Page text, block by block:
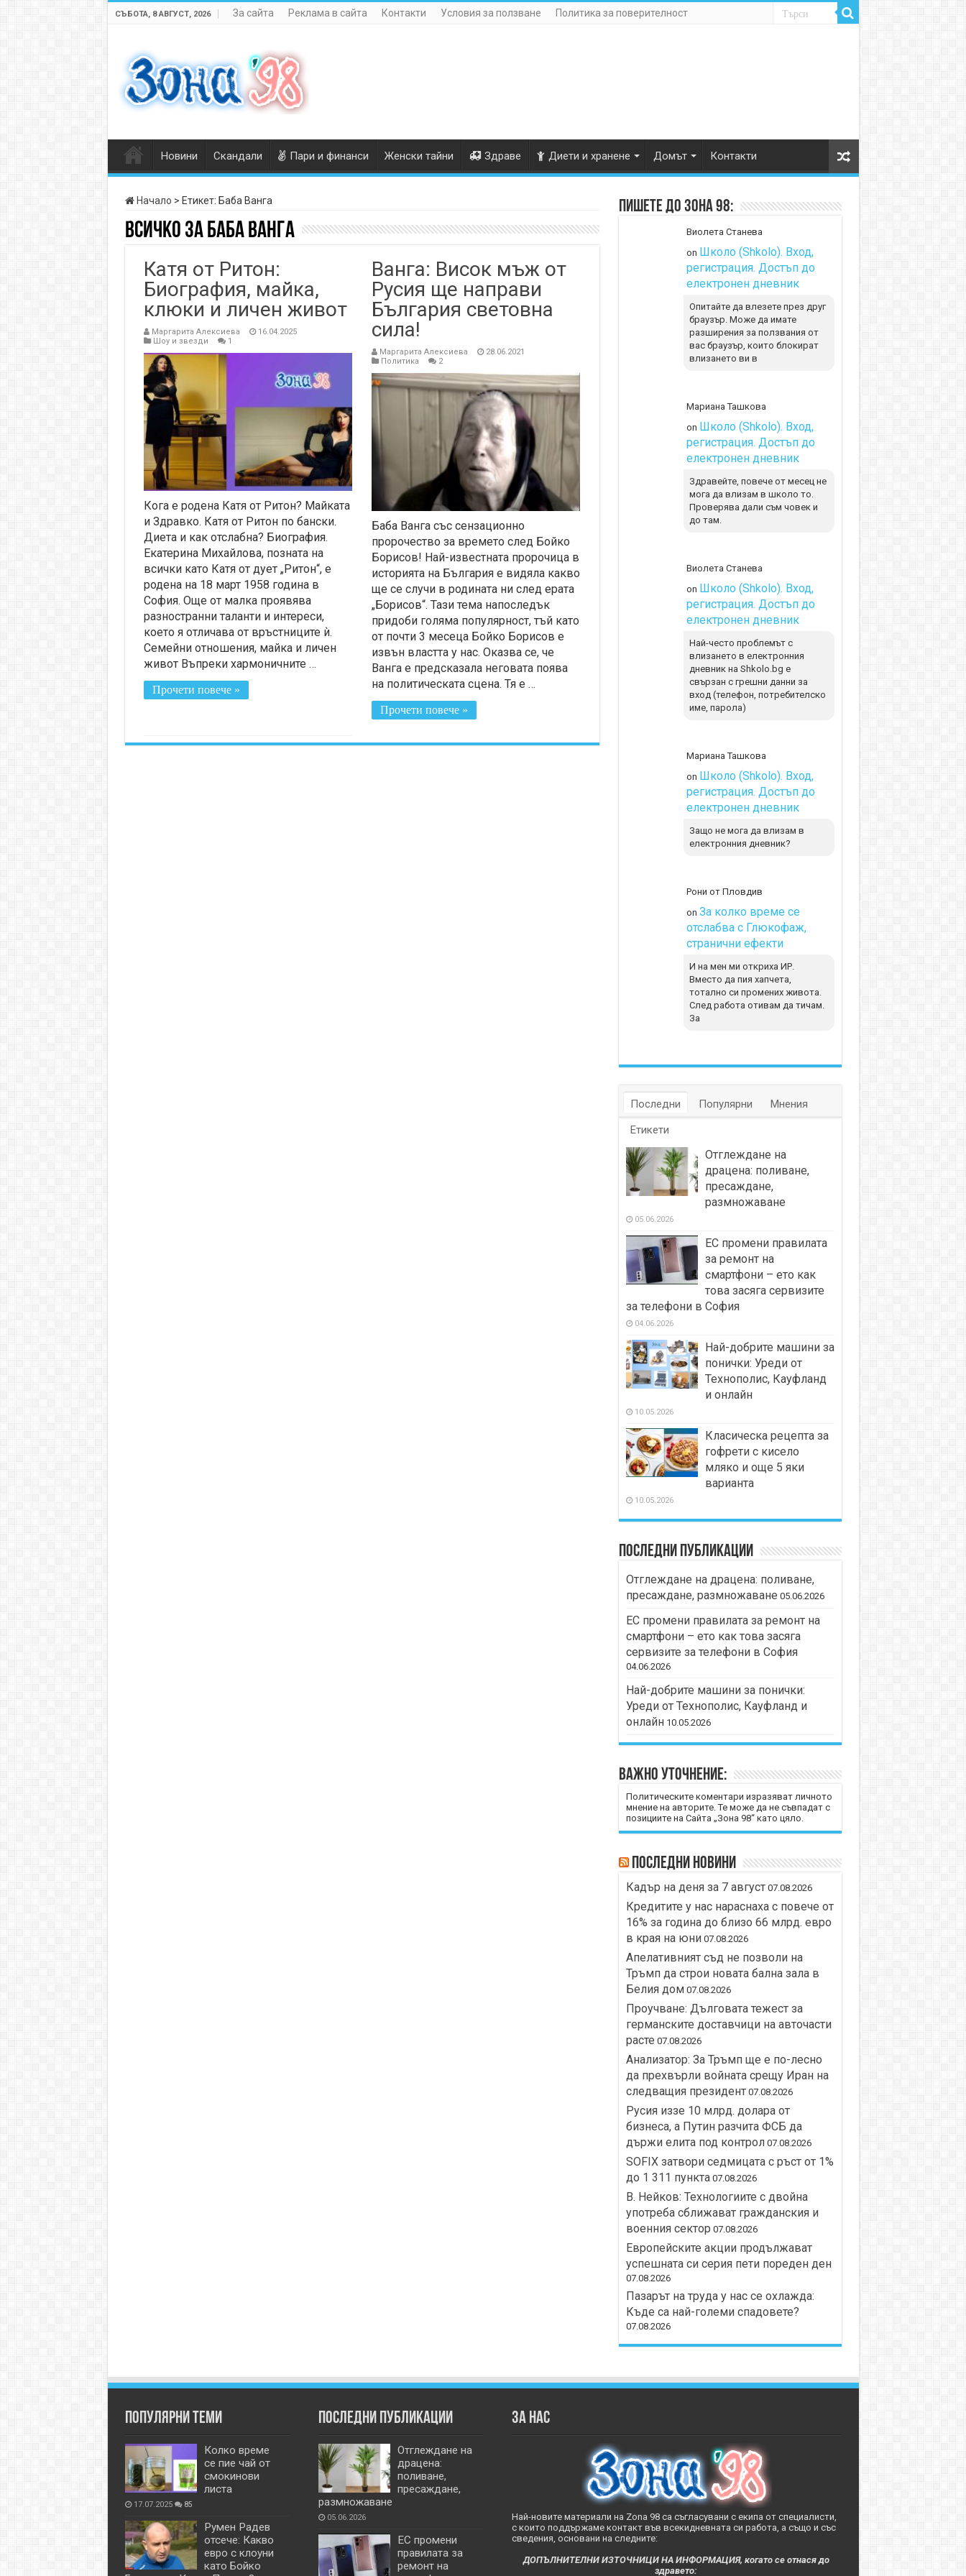
СЪБОТА, 8 АВГУСТ, 2026 За сайта Реклама в сайта Контакти Условия за ползване Политика за поверителност
Новини Скандали Пари и финанси Женски тайни Здраве Диети и хранене Домът Контакти
Начало > Етикет: Баба Ванга
Всичко заБаба Ванга
Катя от Ритон:
Биография, майка,
клюки и личен живот
Маргарита Алексиева
16.04.2025
Шоу и звезди
1
Кога е родена Катя от Ритон? Майката
и Здравко. Катя от Ритон по бански.
Диета и как отслабна? Биография.
Екатерина Михайлова, позната на
всички като Катя от дует „Ритон“, е
родена на 18 март 1958 година в
София. Още от малка проявява
разностранни таланти и интереси,
което я отличава от връстниците ѝ.
Семейни отношения, майка и личен
живот Въпреки хармоничните …
Прочети повече »
Ванга: Висок мъж от
Русия ще направи
България световна
сила!
Маргарита Алексиева
28.06.2021
Политика
2
Баба Ванга със сензационно
пророчество за времето след Бойко
Борисов! Най-известната пророчица в
историята на България е видяла какво
ще се случи в родината ни след ерата
„Борисов“. Тази тема напоследък
придоби голяма популярност, тъй като
от почти 3 месеца Бойко Борисов е
извън властта у нас. Оказва се, че
Ванга е предсказала неговата поява
на политическата сцена. Тя е …
Прочети повече »
Пишете до Зона 98:
Виолета Станева
on Школо (Shkolo). Вход,
регистрация. Достъп до
електронен дневник
Опитайте да влезете през друг
браузър. Може да имате
разширения за ползвания от
вас браузър, които блокират
влизането ви в
Мариана Ташкова
on Школо (Shkolo). Вход,
регистрация. Достъп до
електронен дневник
Здравейте, повече от месец не
мога да влизам в школо то.
Проверява дали съм човек и
до там.
Виолета Станева
on Школо (Shkolo). Вход,
регистрация. Достъп до
електронен дневник
Най-често проблемът с
влизането в електронния
дневник на Shkolo.bg е
свързан с грешни данни за
вход (телефон, потребителско
име, парола)
Мариана Ташкова
on Школо (Shkolo). Вход,
регистрация. Достъп до
електронен дневник
Защо не мога да влизам в
електронния дневник?
Рони от Пловдив
on За колко време се
отслабва с Глюкофаж,
странични ефекти
И на мен ми откриха ИР.
Вместо да пия хапчета,
тотално си промених живота.
След работа отивам да тичам.
За
Последни Популярни
Мнения
Етикети
Отглеждане на
драцена: поливане,
пресаждане,
размножаване
05.06.2026
ЕС промени правилата
за ремонт на
смартфони – ето как
това засяга сервизите
за телефони в София
04.06.2026
Най-добрите машини за
понички: Уреди от
Технополис, Кауфланд
и онлайн
10.05.2026
Класическа рецепта за
гофрети с кисело
мляко и още 5 яки
варианта
10.05.2026
Последни публикации
Отглеждане на драцена: поливане,
пресаждане, размножаване 05.06.2026
ЕС промени правилата за ремонт на
смартфони – ето как това засяга
сервизите за телефони в София
04.06.2026
Най-добрите машини за понички:
Уреди от Технополис, Кауфланд и
онлайн 10.05.2026
Важно уточнение:
Политическите коментари изразяват личното
мнение на авторите. Те може да не съвпадат с
позициите на Сайта „Зона 98“ като цяло.
Последни новини
Кадър на деня за 7 август 07.08.2026
Кредитите у нас нараснаха с повече от
16% за година до близо 66 млрд. евро
в края на юни 07.08.2026
Апелативният съд не позволи на
Тръмп да строи новата бална зала в
Белия дом 07.08.2026
Проучване: Дълговата тежест за
германските доставчици на авточасти
расте 07.08.2026
Анализатор: За Тръмп ще е по-лесно
да прехвърли войната срещу Иран на
следващия президент 07.08.2026
Русия иззе 10 млрд. долара от
бизнеса, а Путин разчита ФСБ да
държи елита под контрол 07.08.2026
SOFIX затвори седмицата с ръст от 1%
до 1 311 пункта 07.08.2026
В. Нейков: Технологиите с двойна
употреба сближават гражданския и
военния сектор 07.08.2026
Европейските акции продължават
успешната си серия пети пореден ден
07.08.2026
Пазарът на труда у нас се охлажда:
Къде са най-големи спадовете?
07.08.2026
Популярни теми
Колко време
се пие чай от
смокинови
листа
17.07.2025 85
Румен Радев
отсече: Какво
евро с клоуни
като Бойко
Последни публикации
Отглеждане на
драцена:
поливане,
пресаждане,
размножаване
05.06.2026
ЕС промени
правилата за
ремонт на
За нас
Най-новите материали на Zona 98 са съгласувани с екипа от специалисти,
с които поддържаме контакт във всекидневната си работа, а също и със
сведения, основани на следните:
ДОПЪЛНИТЕЛНИ ИЗТОЧНИЦИ НА ИНФОРМАЦИЯ, когато се отнася до
здравето: